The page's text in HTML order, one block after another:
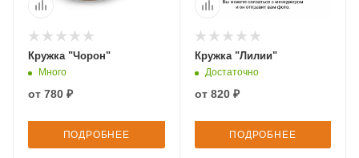
Кружка "Чорон"
Много
от 780 ₽
ПОДРОБНЕЕ
Кружка "Лилии"
Достаточно
от 820 ₽
ПОДРОБНЕЕ